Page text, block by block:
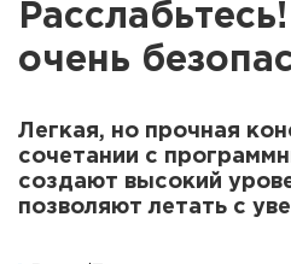
очень
Легкая, но прочная
сочетании с
создают высокий
позволяют летать с